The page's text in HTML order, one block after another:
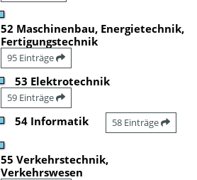
52 Maschinenbau, Energietechnik,
Fertigungstechnik
95 Einträge
53 Elektrotechnik
59 Einträge
54 Informatik 58 Einträge
55 Verkehrstechnik,
Verkehrswesen